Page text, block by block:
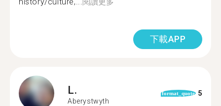
下載APP
L.
Aberystwyth
format_quote 5